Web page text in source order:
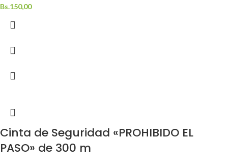
Bs.150,00
Cinta de Seguridad «PROHIBIDO EL
PASO» de 300 m